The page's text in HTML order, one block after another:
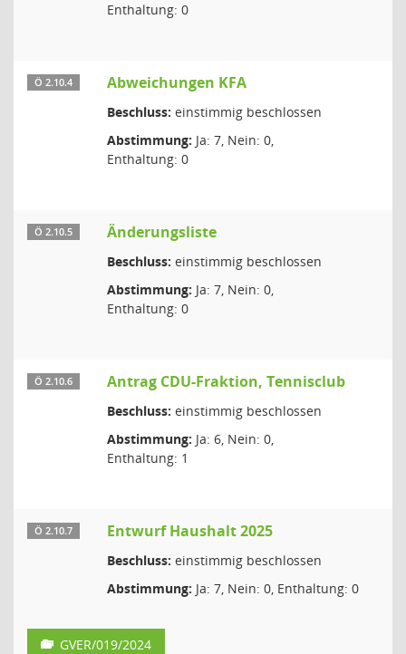
Enthaltung: 0
Ö 2.10.4 Abweichungen KFA
Beschluss: einstimmig beschlossen
Abstimmung: Ja: 7, Nein: 0,
Enthaltung: 0
Ö 2.10.5 Änderungsliste
Beschluss: einstimmig beschlossen
Abstimmung: Ja: 7, Nein: 0,
Enthaltung: 0
Ö 2.10.6 Antrag CDU-Fraktion, Tennisclub
Beschluss: einstimmig beschlossen
Abstimmung: Ja: 6, Nein: 0,
Enthaltung: 1
Ö 2.10.7 Entwurf Haushalt 2025
Beschluss: einstimmig beschlossen
Abstimmung: Ja: 7, Nein: 0, Enthaltung: 0
GVER/019/2024